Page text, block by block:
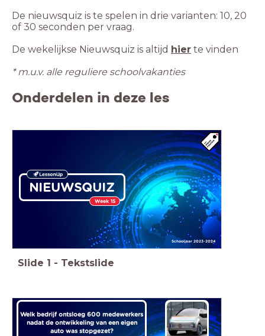
De nieuwsquiz is te spelen in drie varianten: 10, 20
of 30 seconden per vraag.
De wekelijkse Nieuwsquiz is altijd hier te vinden
* m.u.v. alle reguliere schoolvakanties
Onderdelen in deze les
NIEUWSQUIZ
Week 15
Schooljaar 2023-2024
Slide 1 - Tekstslide
Welk bedrijf ontsloeg 600 medewerkers
nadat de ontwikkeling van een eigen
auto was stopgezet?